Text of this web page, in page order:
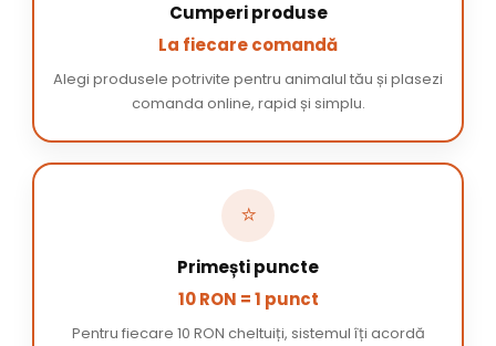
Cumperi produse
La fiecare comandă
Alegi produsele potrivite pentru animalul tău și plasezi
comanda online, rapid și simplu.
⭐
Primești puncte
10 RON = 1 punct
Pentru fiecare 10 RON cheltuiți, sistemul îți acordă